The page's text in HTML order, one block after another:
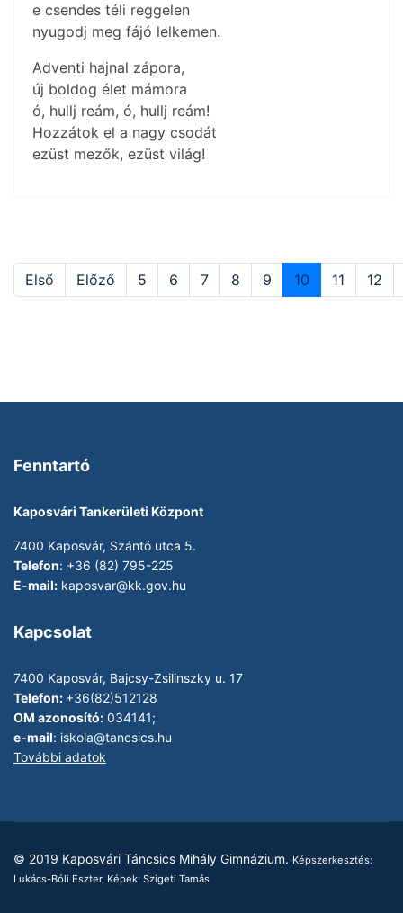
e csendes téli reggelen
nyugodj meg fájó lelkemen.
Adventi hajnal zápora,
új boldog élet mámora
ó, hullj reám, ó, hullj reám!
Hozzátok el a nagy csodát
ezüst mezők, ezüst világ!
Első Előző 5 6 7 8 9 10 11 12
Fenntartó
Kaposvári Tankerületi Központ
7400 Kaposvár, Szántó utca 5.
Telefon: +36 (82) 795-225
E-mail: kaposvar@kk.gov.hu
Kapcsolat
7400 Kaposvár, Bajcsy-Zsilinszky u. 17
Telefon: +36(82)512128
OM azonosító: 034141;
e-mail: iskola@tancsics.hu
További adatok
© 2019 Kaposvári Táncsics Mihály Gimnázium. Képszerkesztés:
Lukács-Bóli Eszter, Képek: Szigeti Tamás